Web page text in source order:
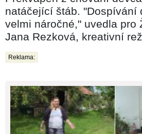
natáčející štáb. "Dospívání
velmi náročné," uvedla pro
Jana Rezková, kreativní
Reklama: